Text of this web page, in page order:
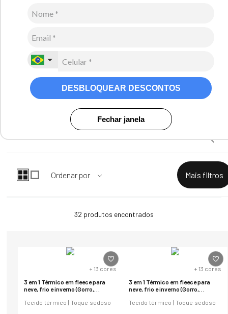
DESBLOQUEAR DESCONTOS
Fechar janela
32 produtos
+ 13 cores
3 em 1 Térmico em fleece para
neve, frio e inverno (Gorro,
Tecido térmico | Toque sedoso
+ 13 cores
3 em 1 Térmico em fleece para
neve, frio e inverno (Gorro,
Tecido térmico | Toque sedoso